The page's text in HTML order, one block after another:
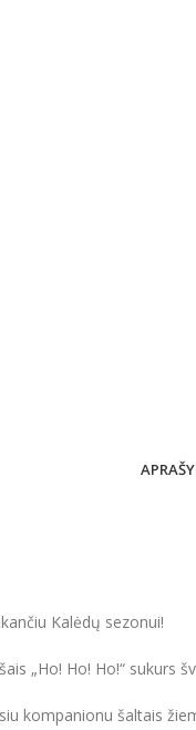
Kalėdų sezonui!
„Ho! Ho! Ho!“ sukurs
kompanionu šaltais